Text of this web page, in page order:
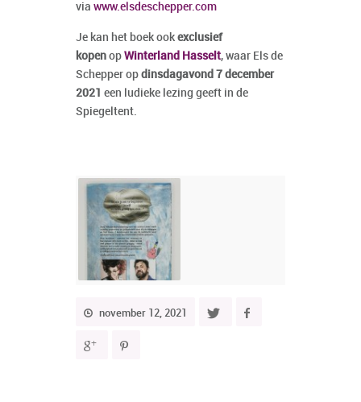
via www.elsdeschepper.com
Je kan het boek ook exclusief
kopen op Winterland Hasselt, waar Els de
Schepper op dinsdagavond 7 december
2021 een ludieke lezing geeft in de
Spiegeltent.
november 12, 2021